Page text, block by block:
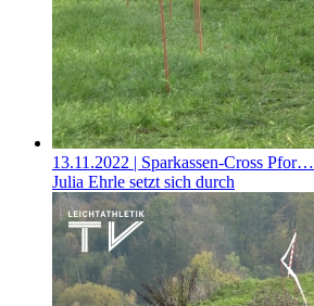
13.11.2022 | Sparkassen-Cross Pfor…
Julia Ehrle setzt sich durch